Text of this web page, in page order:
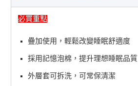
必買重點
疊加使用，輕鬆改變睡眠舒適度
採用記憶泡棉，提升理想睡眠品質
外層套可拆洗，可常保清潔